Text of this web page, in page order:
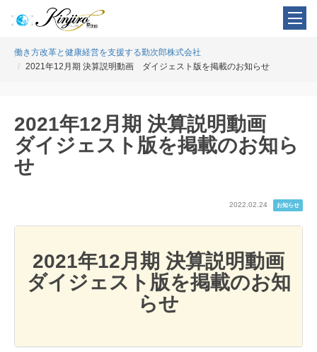
働き方改革と健康経営を支援する勤次郎株式会社
2021年12月期 決算説明動画 ダイジェスト版を掲載のお知らせ
2021年12月期 決算説明動画
ダイジェスト版を掲載のお知ら
せ
2022.02.24 お知らせ
2021年12月期 決算説明動画
ダイジェスト版を掲載のお知
らせ